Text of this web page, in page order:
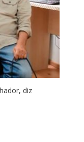
diz